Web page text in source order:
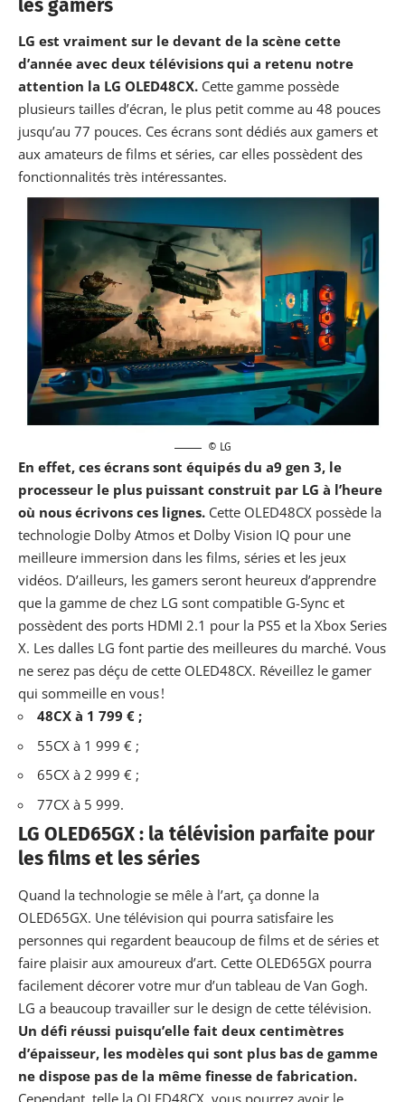
les gamers
LG est vraiment sur le devant de la scène cette
d’année avec deux télévisions qui a retenu notre
attention la LG OLED48CX. Cette gamme possède
plusieurs tailles d’écran, le plus petit comme au 48 pouces
jusqu’au 77 pouces. Ces écrans sont dédiés aux gamers et
aux amateurs de films et séries, car elles possèdent des
fonctionnalités très intéressantes.
© LG
En effet, ces écrans sont équipés du a9 gen 3, le
processeur le plus puissant construit par LG à l’heure
où nous écrivons ces lignes. Cette OLED48CX possède la
technologie Dolby Atmos et Dolby Vision IQ pour une
meilleure immersion dans les films, séries et les jeux
vidéos. D’ailleurs, les gamers seront heureux d’apprendre
que la gamme de chez LG sont compatible G-Sync et
possèdent des ports HDMI 2.1 pour la PS5 et la Xbox Series
X. Les dalles LG font partie des meilleures du marché. Vous
ne serez pas déçu de cette OLED48CX. Réveillez le gamer
qui sommeille en vous !
48CX à 1 799 € ;
55CX à 1 999 € ;
65CX à 2 999 € ;
77CX à 5 999.
LG OLED65GX : la télévision parfaite pour
les films et les séries
Quand la technologie se mêle à l’art, ça donne la
OLED65GX. Une télévision qui pourra satisfaire les
personnes qui regardent beaucoup de films et de séries et
faire plaisir aux amoureux d’art. Cette OLED65GX pourra
facilement décorer votre mur d’un tableau de Van Gogh.
LG a beaucoup travailler sur le design de cette télévision.
Un défi réussi puisqu’elle fait deux centimètres
d’épaisseur, les modèles qui sont plus bas de gamme
ne dispose pas de la même finesse de fabrication.
Cependant, telle la OLED48CX, vous pourrez avoir le